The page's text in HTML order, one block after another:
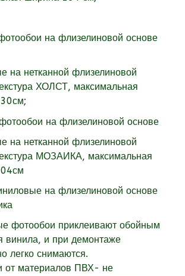
на нетканной флизелиновой
ХОЛСТ, максимальная
на нетканной флизелиновой
МОЗАИКА, максимальная
фотообои приклеивают обойным
винила, и при демонтаже
легко снимаются.
от материалов ПВХ- не